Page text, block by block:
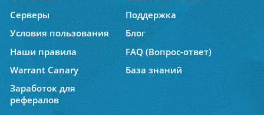
Серверы
Поддержка
Условия пользования
Блог
Наши правила
FAQ (Вопрос-ответ)
Warrant Canary
База знаний
Заработок для
рефералов